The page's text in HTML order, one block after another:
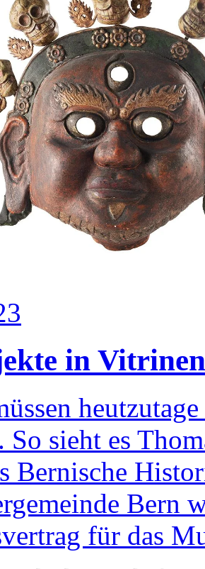
in Vitrinen
So sieht es
Bernische
Bern
für das